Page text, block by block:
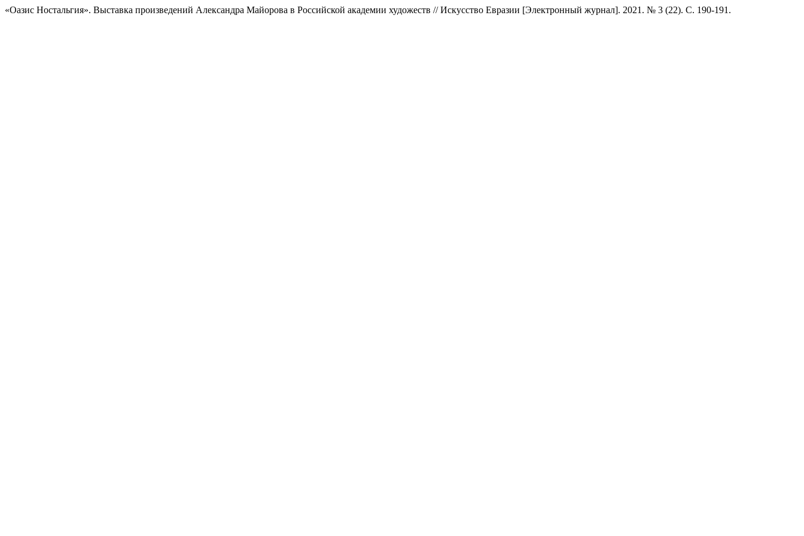
«Оазис Ностальгия». Выставка произведений Александра Майорова в Российской академии художеств // Искусство Евразии [Электронный журнал]. 2021. № 3 (22). С. 190-191.